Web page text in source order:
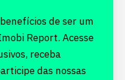
de ser um
Report. Acesse
receba
das nossas